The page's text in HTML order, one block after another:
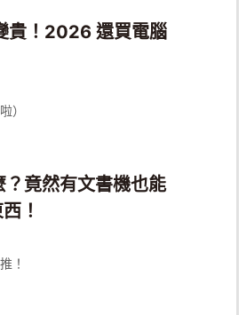
貴！2026 還買電腦
）
竟然有文書機也能
！
！